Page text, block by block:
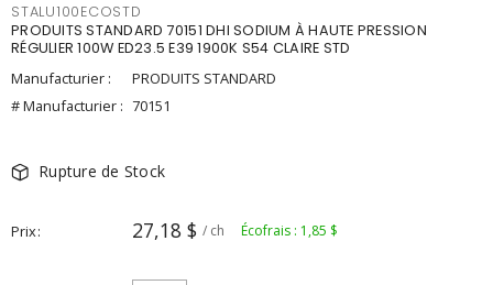
STALU100ECOSTD
PRODUITS STANDARD 70151 DHI SODIUM À HAUTE PRESSION
RÉGULIER 100W ED23.5 E39 1900K S54 CLAIRE STD
Manufacturier :
PRODUITS STANDARD
# Manufacturier : 70151
Rupture de Stock
Prix 27,18 $ / ch Écofrais : 1,85 $